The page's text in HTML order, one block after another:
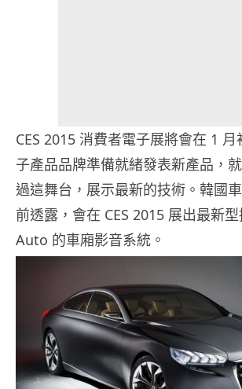
CES 2015 消費者電子展將會在 1
子產品品牌準備就緒發表新產品，
過這舞台，展示最新的技術。韓國
前透露，會在 CES 2015 展出最新
Auto 的車廂影音系統。